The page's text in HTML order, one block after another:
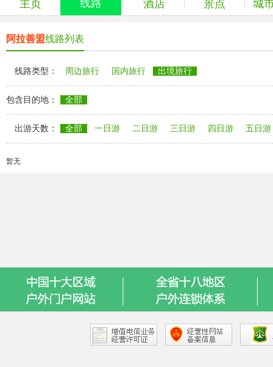
主页 线路 酒店 景点 城
阿拉善盟线路列表
线路类型： 周边旅行 国内旅行 出境旅行
包含目的地： 全部
出游天数： 全部 一日游 二日游 三日游 四日游 五日游
暂无